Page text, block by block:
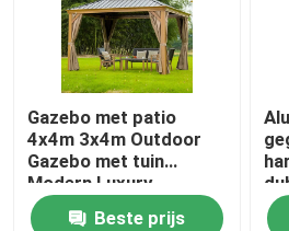
Gazebo met patio
4x4m 3x4m Outdoor
Gazebo met tuin
Modern Luxury
Beste prijs